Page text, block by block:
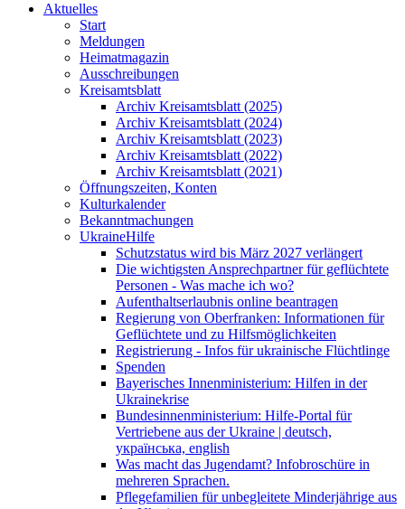
Aktuelles
Start
Meldungen
Heimatmagazin
Ausschreibungen
Kreisamtsblatt
Archiv Kreisamtsblatt (2025)
Archiv Kreisamtsblatt (2024)
Archiv Kreisamtsblatt (2023)
Archiv Kreisamtsblatt (2022)
Archiv Kreisamtsblatt (2021)
Öffnungszeiten, Konten
Kulturkalender
Bekanntmachungen
UkraineHilfe
Schutzstatus wird bis März 2027 verlängert
Die wichtigsten Ansprechpartner für geflüchtete
Personen - Was mache ich wo?
Aufenthaltserlaubnis online beantragen
Regierung von Oberfranken: Informationen für
Geflüchtete und zu Hilfsmöglichkeiten
Registrierung - Infos für ukrainische Flüchtlinge
Spenden
Bayerisches Innenministerium: Hilfen in der
Ukrainekrise
Bundesinnenministerium: Hilfe-Portal für
Vertriebene aus der Ukraine | deutsch,
українська, english
Was macht das Jugendamt? Infobroschüre in
mehreren Sprachen.
Pflegefamilien für unbegleitete Minderjährige aus